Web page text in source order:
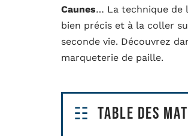
Caunes… La technique de
bien précis et à la coller
seconde vie. Découvrez
marqueterie de paille.
Table des